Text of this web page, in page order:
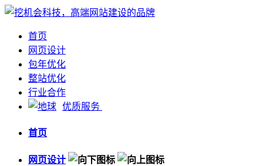
首页
网页设计
包年优化
整站优化
行业合作
优质服务
首页
网页设计